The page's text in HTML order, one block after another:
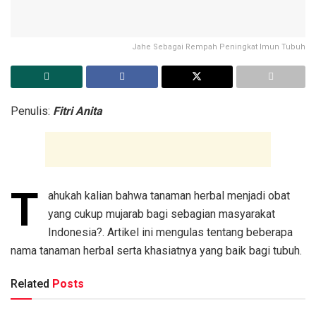
Jahe Sebagai Rempah Peningkat Imun Tubuh
Penulis: Fitri Anita
T
ahukah kalian bahwa tanaman herbal menjadi obat
yang cukup mujarab bagi sebagian masyarakat
Indonesia?. Artikel ini mengulas tentang beberapa
nama tanaman herbal serta khasiatnya yang baik bagi tubuh.
Related Posts